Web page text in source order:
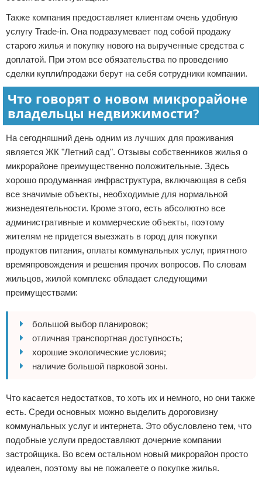
Также компания предоставляет клиентам очень удобную
услугу Trade-in. Она подразумевает под собой продажу
старого жилья и покупку нового на вырученные средства с
доплатой. При этом все обязательства по проведению
сделки купли/продажи берут на себя сотрудники компании.
Что говорят о новом микрорайоне
владельцы недвижимости?
На сегодняшний день одним из лучших для проживания
является ЖК "Летний сад". Отзывы собственников жилья о
микрорайоне преимущественно положительные. Здесь
хорошо продуманная инфраструктура, включающая в себя
все значимые объекты, необходимые для нормальной
жизнедеятельности. Кроме этого, есть абсолютно все
административные и коммерческие объекты, поэтому
жителям не придется выезжать в город для покупки
продуктов питания, оплаты коммунальных услуг, приятного
времяпровождения и решения прочих вопросов. По словам
жильцов, жилой комплекс обладает следующими
преимуществами:
большой выбор планировок;
отличная транспортная доступность;
хорошие экологические условия;
наличие большой парковой зоны.
Что касается недостатков, то хоть их и немного, но они также
есть. Среди основных можно выделить дороговизну
коммунальных услуг и интернета. Это обусловлено тем, что
подобные услуги предоставляют дочерние компании
застройщика. Во всем остальном новый микрорайон просто
идеален, поэтому вы не пожалеете о покупке жилья.